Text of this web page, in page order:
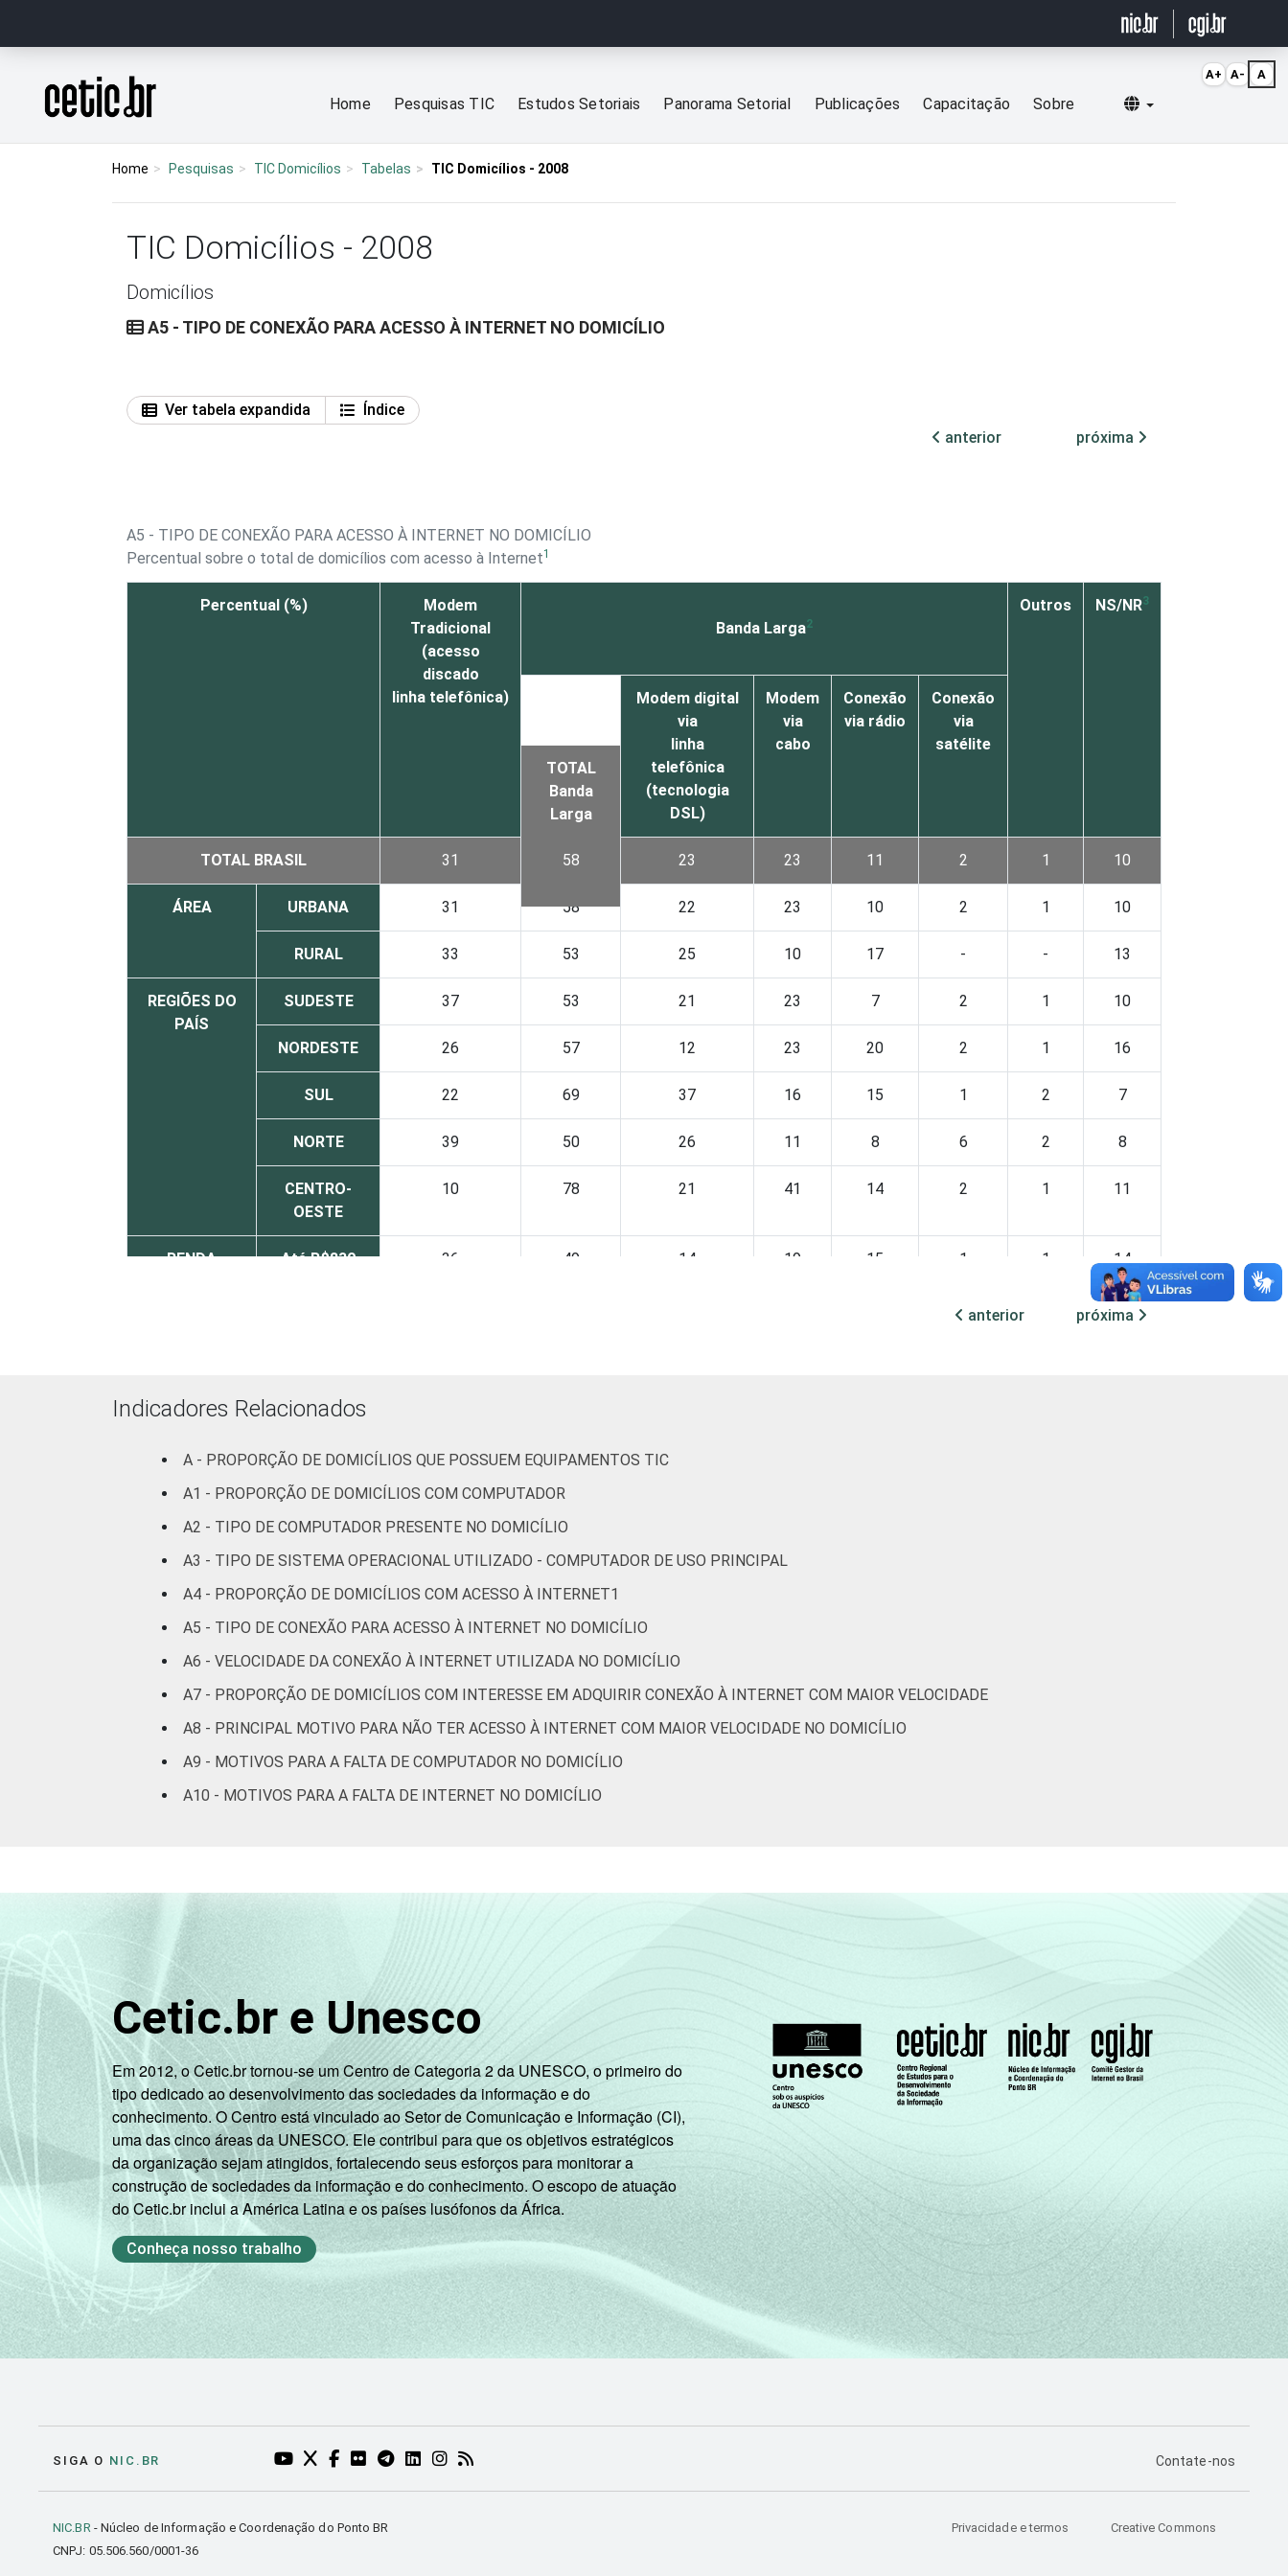
Página inicial
Home Pesquisas TIC Estudos Setoriais Panorama Setorial Publicações Capacitação Sobre Selecionar idioma
Home Pesquisas TIC Domicílios Tabelas TIC Domicílios - 2008
TIC Domicílios - 2008
Domicílios
A5 - TIPO DE CONEXÃO PARA ACESSO À INTERNET NO DOMICÍLIO
Ver tabela expandida
Índice
anterior
próxima
A5 - TIPO DE CONEXÃO PARA ACESSO À INTERNET NO DOMICÍLIO
Percentual sobre o total de domicílios com acesso à Internet1
Percentual (%)
Modem
Tradicional
(acesso
discado
linha telefônica)
Banda Larga2
Outros NS/NR3
TOTAL
Banda
Larga
Modem digital
via
linha
telefônica
(tecnologia
DSL)
Modem
via
cabo
Conexão
via rádio
Conexão
via
satélite
TOTAL BRASIL 31 58 23 23 11 2 1 10
ÁREA URBANA 31 58 22 23 10 2 1 10
RURAL 33 53 25 10 17 - - 13
REGIÕES DO
PAÍS
SUDESTE 37 53 21 23 7 2 1 10
NORDESTE 26 57 12 23 20 2 1 16
SUL 22 69 37 16 15 1 2 7
NORTE 39 50 26 11 8 6 2 8
CENTRO-
OESTE
10 78 21 41 14 2 1 11
RENDA
Até R$830 36 49 14 19 15 1 1 14
1 12
R$2075
R$4150
28 65
CLASSE
A 27 69
B 31 61
DE 29 46 14 16 16
2 Não sabe / Não Respondeu.
relacionando-os a um sistema de pontuação. A soma dos pontos alcançada por domicílio é associada a uma Classe Sócio-Econômica específica (A,
B, C, D, E).
Veja a tabela de
Fonte: NIC.br - set/nov 2008
anterior próxima
Indicadores Relacionados
A - PROPORÇÃO DE DOMICÍLIOS QUE POSSUEM EQUIPAMENTOS TIC
A1 - PROPORÇÃO DE DOMICÍLIOS COM COMPUTADOR
A2 - TIPO DE COMPUTADOR PRESENTE NO DOMICÍLIO
A3 - TIPO DE SISTEMA OPERACIONAL UTILIZADO - COMPUTADOR DE USO PRINCIPAL
A4 - PROPORÇÃO DE DOMICÍLIOS COM ACESSO À INTERNET1
A5 - TIPO DE CONEXÃO PARA ACESSO À INTERNET NO DOMICÍLIO
A6 - VELOCIDADE DA CONEXÃO À INTERNET UTILIZADA NO DOMICÍLIO
A7 - PROPORÇÃO DE DOMICÍLIOS COM INTERESSE EM ADQUIRIR CONEXÃO À INTERNET COM MAIOR VELOCIDADE
A8 - PRINCIPAL MOTIVO PARA NÃO TER ACESSO À INTERNET COM MAIOR VELOCIDADE NO DOMICÍLIO
A9 - MOTIVOS PARA A FALTA DE COMPUTADOR NO DOMICÍLIO
A10 - MOTIVOS PARA A FALTA DE INTERNET NO DOMICÍLIO
Cetic.br e Unesco
Em 2012, o Cetic.br tornou-se um Centro de Categoria 2 da UNESCO, o primeiro do
tipo dedicado ao desenvolvimento das sociedades da informação e do
conhecimento. O Centro está vinculado ao Setor de Comunicação e Informação (CI),
uma das cinco áreas da UNESCO. Ele contribui para que os objetivos estratégicos
da organização sejam atingidos, fortalecendo seus esforços para monitorar a
construção de sociedades da informação e do conhecimento. O escopo de atuação
do Cetic.br inclui a América Latina e os países lusófonos da África.
Conheça nosso trabalho
SIGA O NIC.BR YOUTUBE DO NIC.BR (ABRE EM NOVA ABA)
TWITTER DO NIC.BR (ABRE EM NOVA ABA)
FACEBOOK DO NIC.BR (ABRE EM NOVA ABA)
FLICKR DO NIC.BR (ABRE EM NOVA ABA)
TELEGRAM DO NIC.BR (ABRE EM NOVA ABA)
LINKEDIN DO NIC.BR (ABRE EM NOVA ABA)
INSTAGRAM DO NIC.BR (ABRE EM NOVA ABA)
RSS DO NIC.BR (ABRE EM NOVA ABA) PÁGINA DE
Contate-nos
NIC.BR- Núcleo de Informação e Coordenação do Ponto BR
CNPJ: 05.506.560/0001-36
Privacidade e termos Creative Commons
A+ A- A